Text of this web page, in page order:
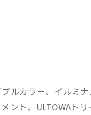
ルカラー、イルミ
ント、ULTOWAト